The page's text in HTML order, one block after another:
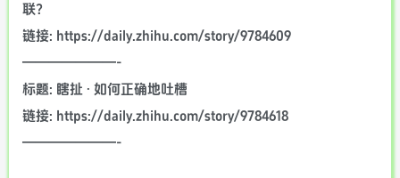
联？
链接: https://daily.zhihu.com/story/9784609
———————-
标题: 瞎扯 · 如何正确地吐槽
链接: https://daily.zhihu.com/story/9784618
———————-